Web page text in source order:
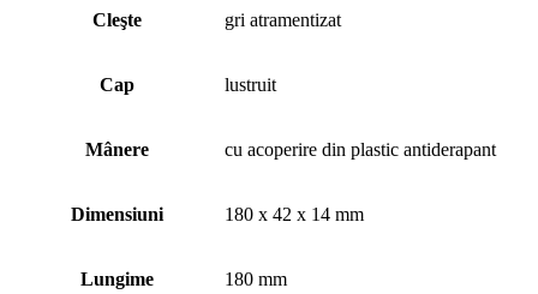
Cleşte gri atramentizat
Cap lustruit
Mânere cu acoperire din plastic antiderapant
Dimensiuni 180 x 42 x 14 mm
Lungime 180 mm